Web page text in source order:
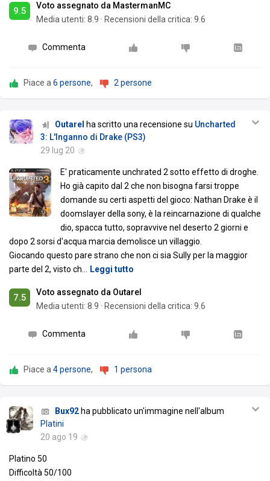
9.5
Voto assegnato da MastermanMC
Media utenti: 8.9 · Recensioni della critica: 9.6
Commenta
Piace a6 persone, 2 persone
Outarel ha scritto una recensione su Uncharted
3: L'Inganno di Drake (PS3)
29 lug 20
E' praticamente unchrated 2 sotto effetto di droghe.
Ho già capito dal 2 che non bisogna farsi troppe
domande su certi aspetti del gioco: Nathan Drake è il
doomslayer della sony, è la reincarnazione di qualche
dio, spacca tutto, sopravvive nel deserto 2 giorni e
dopo 2 sorsi d'acqua marcia demolisce un villaggio.
Giocando questo pare strano che non ci sia Sully per la maggior
parte del 2, visto ch… Leggi tutto
7.5
Voto assegnato da Outarel
Media utenti: 8.9 · Recensioni della critica: 9.6
Commenta
Piace a4 persone, 1 persona
Bux92 ha pubblicato un'immagine nell'album
Platini
20 ago 19
Platino 50
Difficoltà 50/100